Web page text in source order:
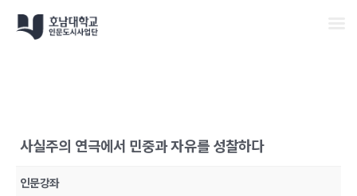
content
사실주의 연극에서 민중과 자유를 성찰하다
인문강좌